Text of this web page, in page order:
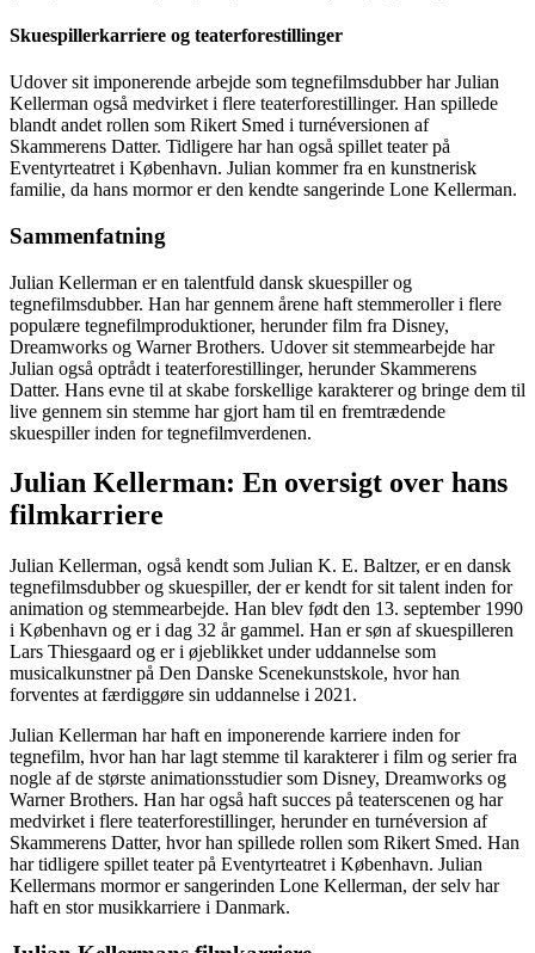
Skuespillerkarriere og teaterforestillinger
Udover sit imponerende arbejde som tegnefilmsdubber har Julian
Kellerman også medvirket i flere teaterforestillinger. Han spillede
blandt andet rollen som Rikert Smed i turnéversionen af
Skammerens Datter. Tidligere har han også spillet teater på
Eventyrteatret i København. Julian kommer fra en kunstnerisk
familie, da hans mormor er den kendte sangerinde Lone Kellerman.
Sammenfatning
Julian Kellerman er en talentfuld dansk skuespiller og
tegnefilmsdubber. Han har gennem årene haft stemmeroller i flere
populære tegnefilmproduktioner, herunder film fra Disney,
Dreamworks og Warner Brothers. Udover sit stemmearbejde har
Julian også optrådt i teaterforestillinger, herunder Skammerens
Datter. Hans evne til at skabe forskellige karakterer og bringe dem til
live gennem sin stemme har gjort ham til en fremtrædende
skuespiller inden for tegnefilmverdenen.
Julian Kellerman: En oversigt over hans
filmkarriere
Julian Kellerman, også kendt som Julian K. E. Baltzer, er en dansk
tegnefilmsdubber og skuespiller, der er kendt for sit talent inden for
animation og stemmearbejde. Han blev født den 13. september 1990
i København og er i dag 32 år gammel. Han er søn af skuespilleren
Lars Thiesgaard og er i øjeblikket under uddannelse som
musicalkunstner på Den Danske Scenekunstskole, hvor han
forventes at færdiggøre sin uddannelse i 2021.
Julian Kellerman har haft en imponerende karriere inden for
tegnefilm, hvor han har lagt stemme til karakterer i film og serier fra
nogle af de største animationsstudier som Disney, Dreamworks og
Warner Brothers. Han har også haft succes på teaterscenen og har
medvirket i flere teaterforestillinger, herunder en turnéversion af
Skammerens Datter, hvor han spillede rollen som Rikert Smed. Han
har tidligere spillet teater på Eventyrteatret i København. Julian
Kellermans mormor er sangerinden Lone Kellerman, der selv har
haft en stor musikkarriere i Danmark.